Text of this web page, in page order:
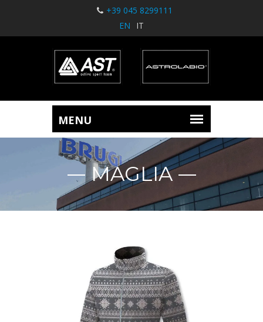
+39 045 8299111
EN
IT
MAGLIA